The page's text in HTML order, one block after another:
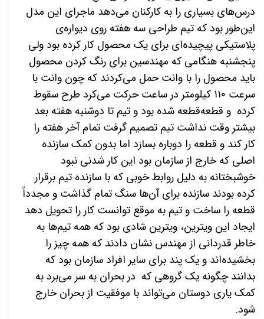
درس‌های بسیاری را به کارکنان می‌دهد ماجرای این مدل
این‌طور بود که تیم طراحی سه هفته روی دیواره‌ی
پلاستیکی پیچیده‌ای برای یک محصول کار کرده بود ولی
پنجشنبه هنگامی که مهندسین برای رنگ کردن محصول
باید محصول را با وانت حمل می‌کردند که چون وانت با
سرعت ۱۱۰ کیلومتر در ساعت حرکت می‌کرد طرح سقوط
کرده و قطعه‌قطعه شده بود و تیم تا دوشنبه هفته بعد
بیشتر وقت نداشت تیم تصمیم گرفت تمام آخر هفته را
کار کند و قطعه را دوباره بسازد اما بدون کمک سازنده
اصلی که خارج از سازمان بود این کار شدنی نبود
خوشبختانه به دلیل روابط خوبی که با سازنده تیم برقرار
کرده بودند سازنده برای آن‌ها سنگ تمام گذاشت و مجدداً
قطعه را ساخت و تیم به موقع توانست کار را تحویل دهد
ایجاد این ویترین، ویترین شادی بود که همه تیم‌ها به
خاطر قدردانی از مهندس نشان دادند که همه چیز را
بخشیده‌اند و یک پند برای سایر افراد سازمان بود که
بدانند چگونه یک گروهی که در بحران به سر می‌برد به
کمک یاری دوستان می‌تواند با موفقیت از بحران خارج
شود.